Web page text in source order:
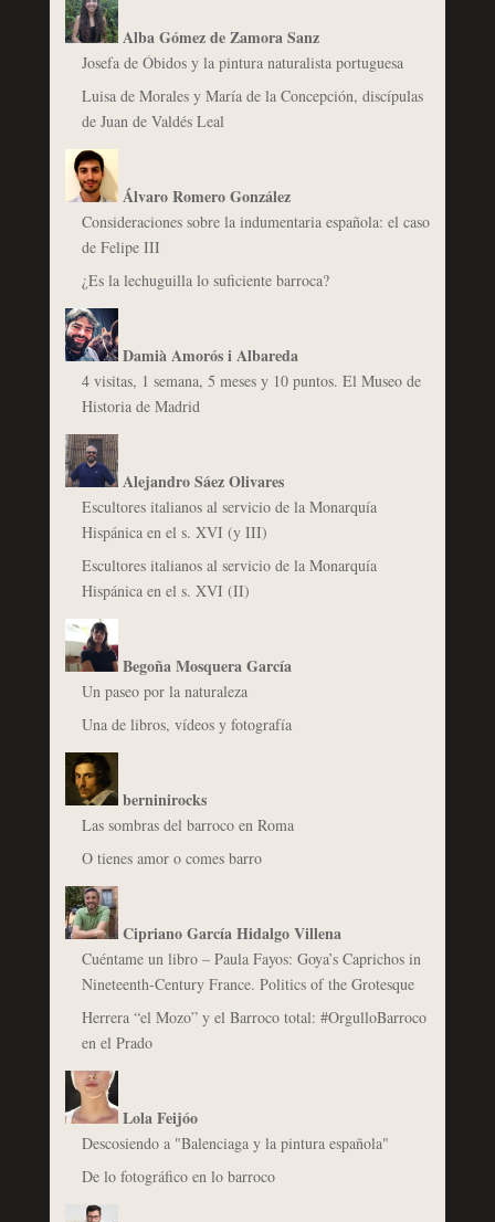
Alba Gómez de Zamora Sanz
Josefa de Óbidos y la pintura naturalista portuguesa
Luisa de Morales y María de la Concepción, discípulas
de Juan de Valdés Leal
Álvaro Romero González
Consideraciones sobre la indumentaria española: el caso
de Felipe III
¿Es la lechuguilla lo suficiente barroca?
Damià Amorós i Albareda
4 visitas, 1 semana, 5 meses y 10 puntos. El Museo de
Historia de Madrid
Alejandro Sáez Olivares
Escultores italianos al servicio de la Monarquía
Hispánica en el s. XVI (y III)
Escultores italianos al servicio de la Monarquía
Hispánica en el s. XVI (II)
Begoña Mosquera García
Un paseo por la naturaleza
Una de libros, vídeos y fotografía
berninirocks
Las sombras del barroco en Roma
O tienes amor o comes barro
Cipriano García Hidalgo Villena
Cuéntame un libro – Paula Fayos: Goya’s Caprichos in
Nineteenth-Century France. Politics of the Grotesque
Herrera “el Mozo” y el Barroco total: #OrgulloBarroco
en el Prado
Lola Feijóo
Descosiendo a "Balenciaga y la pintura española"
De lo fotográfico en lo barroco